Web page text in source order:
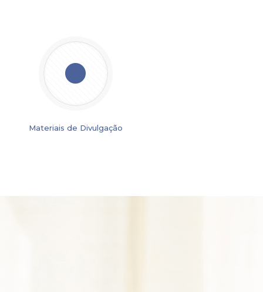
Materiais de Divulgação